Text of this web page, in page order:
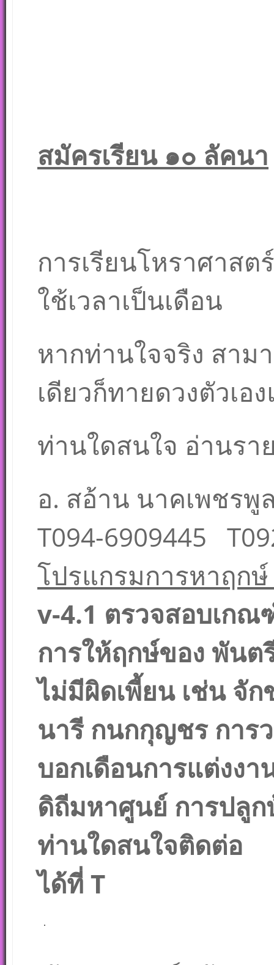
สมัครเรียน ๑๐ ลัคนา
การเรียนโหราศาส
ใช้เวลาเป็นเดือน
หากท่านใจจริง สาม
เดียวก็ทายดวงตัวเอ
ท่านใดสนใจ อ่านรา
อ. สอ้าน นาคเพชรพู
T094-6909445
โปรแกรมการหาฤก
v-4.1 ตรวจสอบเก
การให้ฤกษ์ของ พัน
ไม่มีผิดเพี้ยน เช่น จั
นารี กนกกุญชร การ
บอกเดือนการแต่งงา
ดิถีมหาศูนย์ การปลู
ท่านใดสนใจติดต่อ
ได้ที่ T